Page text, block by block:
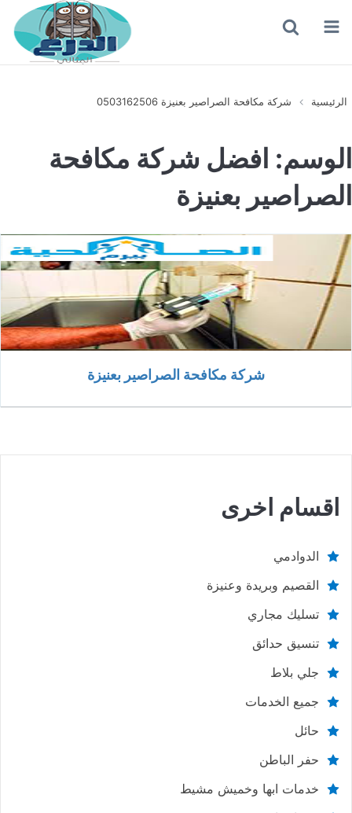
القائمة
الرئيسية شركة مكافحة الصراصير بعنيزة 0503162506
الوسم: افضل شركة مكافحة
الصراصير بعنيزة
شركة مكافحة الصراصير بعنيزة
اقسام اخرى
الدوادمي
القصيم وبريدة وعنيزة
تسليك مجاري
تنسيق حدائق
جلي بلاط
جميع الخدمات
حائل
حفر الباطن
خدمات ابها وخميش مشيط